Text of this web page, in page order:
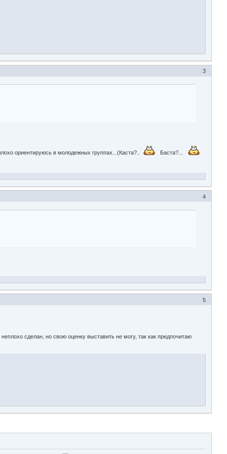
3
ориентируюсь в молодежных группах...(Каста?.. Баста?...
4
5
сделан, но свою оценку выставить не могу, так как предпочитаю